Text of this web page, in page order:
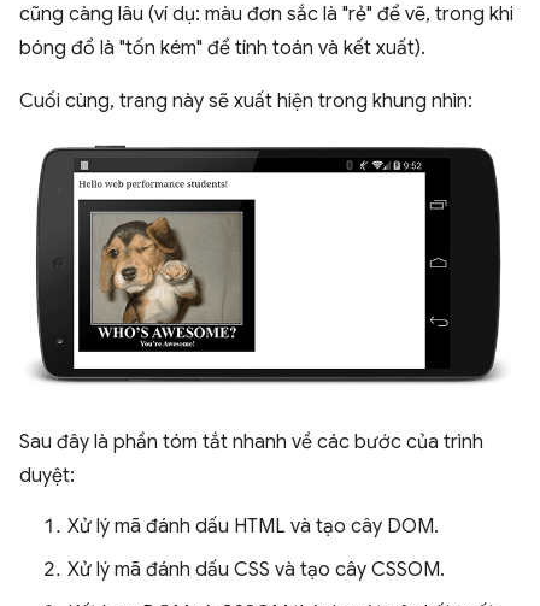
cũng càng lâu (ví dụ: màu đơn sắc là "rẻ" để vẽ, trong khi
bóng đổ là "tốn kém" để tính toán và kết xuất).
Cuối cùng, trang này sẽ xuất hiện trong khung nhìn:
Sau đây là phần tóm tắt nhanh về các bước của trình
duyệt:
Xử lý mã đánh dấu HTML và tạo cây DOM.
Xử lý mã đánh dấu CSS và tạo cây CSSOM.